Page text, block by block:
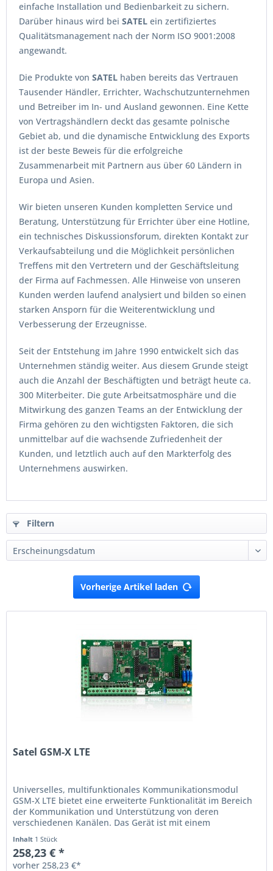
einfache Installation und Bedienbarkeit zu sichern.
Darüber hinaus wird bei SATEL ein zertifiziertes
Qualitätsmanagement nach der Norm ISO 9001:2008
angewandt.
Die Produkte von SATEL haben bereits das Vertrauen
Tausender Händler, Errichter, Wachschutzunternehmen
und Betreiber im In- und Ausland gewonnen. Eine Kette
von Vertragshändlern deckt das gesamte polnische
Gebiet ab, und die dynamische Entwicklung des Exports
ist der beste Beweis für die erfolgreiche
Zusammenarbeit mit Partnern aus über 60 Ländern in
Europa und Asien.
Wir bieten unseren Kunden kompletten Service und
Beratung, Unterstützung für Errichter über eine Hotline,
ein technisches Diskussionsforum, direkten Kontakt zur
Verkaufsabteilung und die Möglichkeit persönlichen
Treffens mit den Vertretern und der Geschäftsleitung
der Firma auf Fachmessen. Alle Hinweise von unseren
Kunden werden laufend analysiert und bilden so einen
starken Ansporn für die Weiterentwicklung und
Verbesserung der Erzeugnisse.
Seit der Entstehung im Jahre 1990 entwickelt sich das
Unternehmen ständig weiter. Aus diesem Grunde steigt
auch die Anzahl der Beschäftigten und beträgt heute ca.
300 Miterbeiter. Die gute Arbeitsatmosphäre und die
Mitwirkung des ganzen Teams an der Entwicklung der
Firma gehören zu den wichtigsten Faktoren, die sich
unmittelbar auf die wachsende Zufriedenheit der
Kunden, und letztlich auch auf den Markterfolg des
Unternehmens auswirken.
Filtern
Vorherige Artikel laden
Satel GSM-X LTE
Universelles, multifunktionales Kommunikationsmodul
GSM-X LTE bietet eine erweiterte Funktionalität im Bereich
der Kommunikation und Unterstützung von deren
verschiedenen Kanälen. Das Gerät ist mit einem
Inhalt 1 Stück
258,23 € *
vorher 258,23 €*